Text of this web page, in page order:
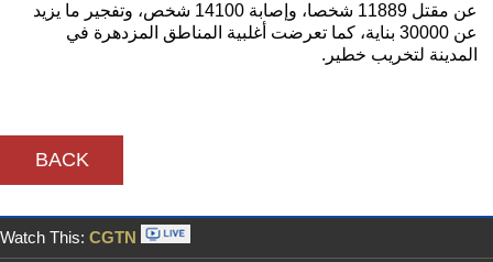
عن مقتل 11889 شخصا، وإصابة 14100 شخص، وتفجير ما يزيد
عن 30000 بناية، كما تعرضت أغلبية المناطق المزدهرة في
المدينة لتخريب خطير.
BACK
Watch This: CGTN